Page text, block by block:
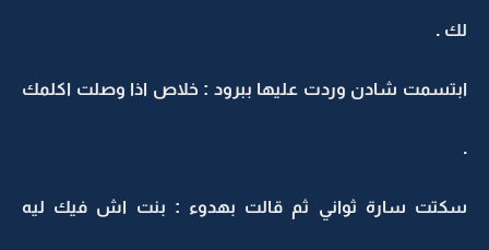
لك .
ابتسمت شادن وردت عليها ببرود : خلاص اذا وصلت اكلمك
.
سكتت سارة ثواني ثم قالت بهدوء : بنت اش فيك ليه